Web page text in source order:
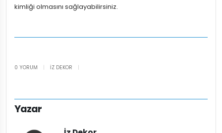
kimliği olmasını sağlayabilirsiniz.
0 YORUM İZ DEKOR
Yazar